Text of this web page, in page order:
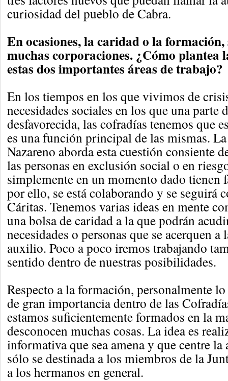
curiosidad del pueblo de Cabra.
En ocasiones, la caridad o la
muchas corporaciones. ¿Cómo plantea
estas dos importantes áreas de trabajo?
En los tiempos en los que vivimos de
necesidades sociales en los que una parte
desfavorecida, las cofradías tenemos que
es una función principal de las mismas.
Nazareno aborda esta cuestión consiente
las personas en exclusión social o en
simplemente en un momento dado tienen
por ello, se está colaborando y se seguirá
Cáritas. Tenemos varias ideas en mente
una bolsa de caridad a la que podrán
necesidades o personas que se acerquen
auxilio. Poco a poco iremos trabajando
sentido dentro de nuestras posibilidades.
Respecto a la formación, personalmente
de gran importancia dentro de las
estamos suficientemente formados en la
desconocen muchas cosas. La idea es
informativa que sea amena y que centre
sólo se destinada a los miembros de la
a los hermanos en general.